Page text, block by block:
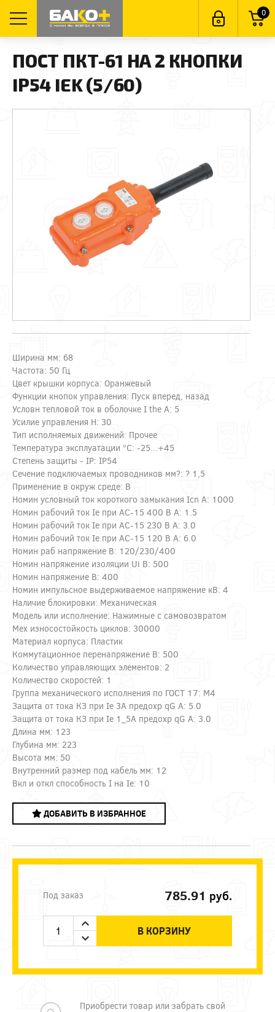
0
ПОСТ ПКТ-61 НА 2 КНОПКИ
IP54 IEK (5/60)
Ширина мм: 68
Частота: 50 Гц
Цвет крышки корпуса: Оранжевый
Функции кнопок управления: Пуск вперед, назад
Условн тепловой ток в оболочке I the А: 5
Усилие управления Н: 30
Тип исполняемых движений: Прочее
Температура эксплуатации °C: -25...+45
Степень защиты - IP: IP54
Сечение подключаемых проводников мм?: ? 1,5
Применение в окруж среде: В
Номин условный ток короткого замыкания Icn А: 1000
Номин рабочий ток Ie при АС-15 400 В А: 1.5
Номин рабочий ток Ie при AC-15 230 В А: 3.0
Номин рабочий ток Ie при AC-15 120 В А: 6.0
Номин раб напряжение В: 120/230/400
Номин напряжение изоляции Ui В: 500
Номин напряжение В: 400
Номин импульсное выдерживаемое напряжение кВ: 4
Наличие блокировки: Механическая
Модель или исполнение: Нажимные с самовозвратом
Мех износостойкость циклов: 30000
Материал корпуса: Пластик
Коммутационное перенапряжение В: 500
Количество управляющих элементов: 2
Количество скоростей: 1
Группа механического исполнения по ГОСТ 17: М4
Защита от тока КЗ при Ie 3A предохр qG А: 5.0
Защита от тока КЗ при Ie 1_5A предохр qG А: 3.0
Длина мм: 123
Глубина мм: 223
Высота мм: 50
Внутренний размер под кабель мм: 12
Вкл и откл способность I на Ie: 10
ДОБАВИТЬ В ИЗБРАННОЕ
Под заказ 785.91 руб.
В КОРЗИНУ
Приобрести товар или забрать свой